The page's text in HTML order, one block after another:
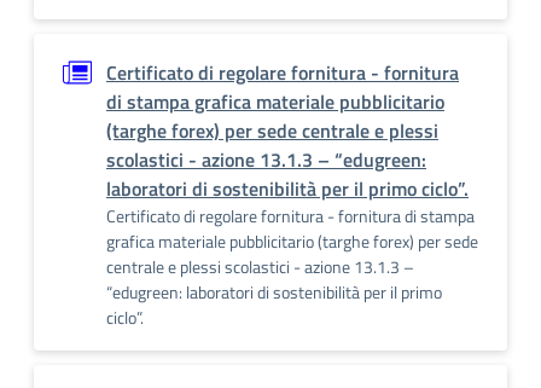
Certificato di regolare fornitura - fornitura
di stampa grafica materiale pubblicitario
(targhe forex) per sede centrale e plessi
scolastici - azione 13.1.3 – “edugreen:
laboratori di sostenibilità per il primo ciclo”.
Certificato di regolare fornitura - fornitura di stampa
grafica materiale pubblicitario (targhe forex) per sede
centrale e plessi scolastici - azione 13.1.3 –
“edugreen: laboratori di sostenibilità per il primo
ciclo”.